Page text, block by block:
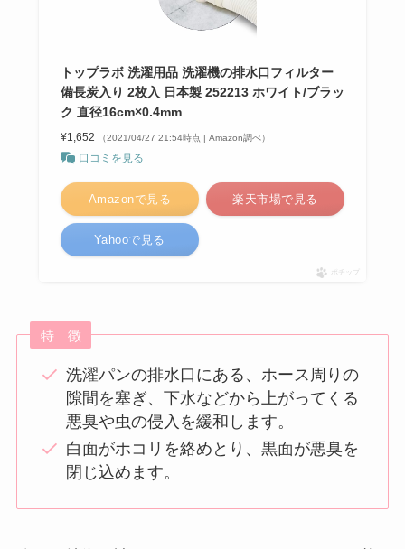
トップラボ 洗濯用品 洗濯機の排水口フィルター
備長炭入り 2枚入 日本製 252213 ホワイト/ブラッ
ク 直径16cm×0.4mm
¥1,652 （2021/04/27 21:54時点 | Amazon調べ）
口コミを見る
Amazonで見る 楽天市場で見る
Yahooで見る
ポチップ
特 徴
洗濯パンの排水口にある、ホース周りの
隙間を塞ぎ、下水などから上がってくる
悪臭や虫の侵入を緩和します。
白面がホコリを絡めとり、黒面が悪臭を
閉じ込めます。